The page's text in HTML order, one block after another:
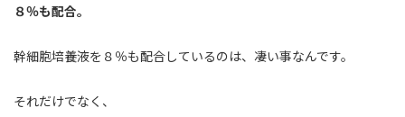
８％も配合。
幹細胞培養液を８％も配合しているのは、凄い事なんです。
それだけでなく、